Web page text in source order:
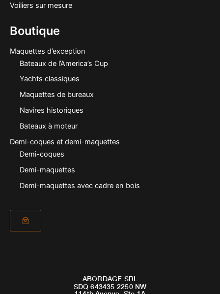
Voiliers sur mesure
Boutique
Maquettes d’exception
Bateaux de l’America’s Cup
Yachts classiques
Maquettes de bureaux
Navires historiques
Bateaux à moteur
Demi-coques et demi-maquettes
Demi-coques
Demi-maquettes
Demi-maquettes avec cadre en bois
ABORDAGE SRL
SDQ 643435 2250 NW